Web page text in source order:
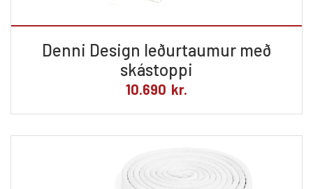
Denni Design leðurtaumur með
skástoppi
10.690 kr.